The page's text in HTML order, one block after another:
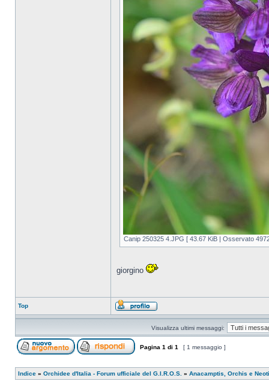
Canip 250325 4.JPG [ 43.67 KiB | Osservato
giorgino
Top
Visualizza ultimi messaggi:
Pagina 1 di 1 [ 1 messaggio ]
Indice » Orchidee d'Italia - Forum ufficiale del G.I.R.O.S. » Anacamptis, Orchis e